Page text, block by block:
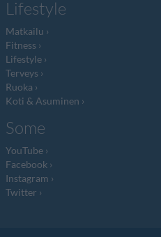
Lifestyle
Matkailu
Fitness
Lifestyle
Terveys
Ruoka
Koti & Asuminen
Some
YouTube
Facebook
Instagram
Twitter